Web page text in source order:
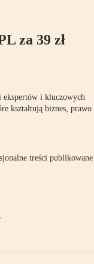
za 39 zł
ekspertów i kluczowych
kształtują biznes, prawo
treści publikowane